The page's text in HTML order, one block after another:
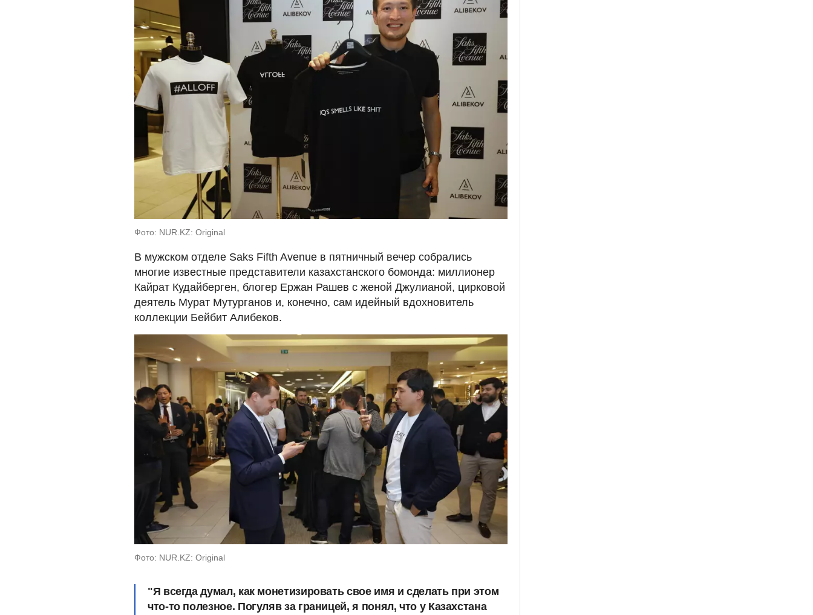
Фото: NUR.KZ: Original
В мужском отделе Saks Fifth Avenue в пятничный вечер собрались
многие известные представители казахстанского бомонда: миллионер
Кайрат Кудайберген, блогер Ержан Рашев с женой Джулианой, цирковой
деятель Мурат Мутурганов и, конечно, сам идейный вдохновитель
коллекции Бейбит Алибеков.
Фото: NUR.KZ: Original
"Я всегда думал, как монетизировать свое имя и сделать при этом
что-то полезное. Погуляв за границей, я понял, что у Казахстана